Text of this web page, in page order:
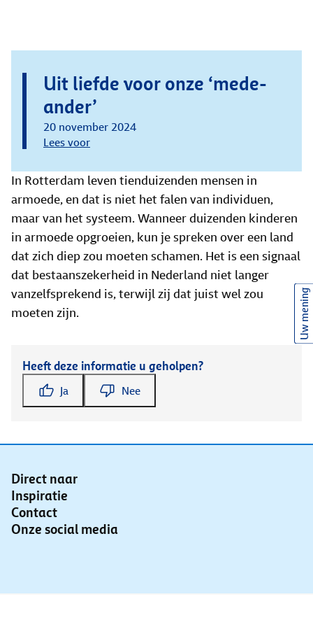
Uit liefde voor onze ‘mede-
ander’
20 november 2024
Lees voor
In Rotterdam leven tienduizenden mensen in
armoede, en dat is niet het falen van individuen,
maar van het systeem. Wanneer duizenden kinderen
in armoede opgroeien, kun je spreken over een land
dat zich diep zou moeten schamen. Het is een signaal
dat bestaanszekerheid in Nederland niet langer
vanzelfsprekend is, terwijl zij dat juist wel zou
moeten zijn.
Heeft deze informatie u geholpen?
Ja Nee
Direct naar
Inspiratie
Contact
Onze social media
Uw mening